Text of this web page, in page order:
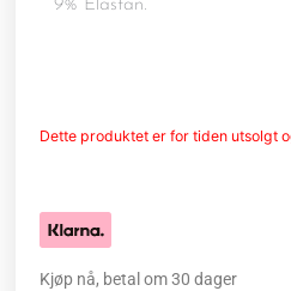
9% Elastan.
Dette produktet er for tiden utsolgt
Kjøp nå, betal om 30 dager